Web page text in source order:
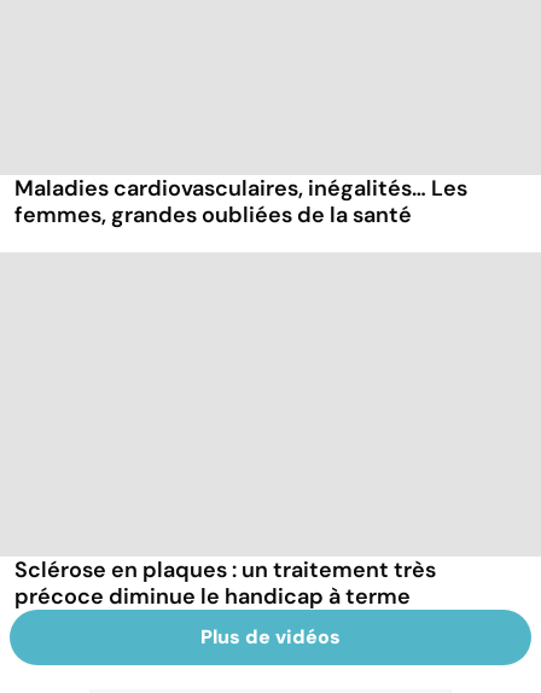
Maladies cardiovasculaires, inégalités… Les
femmes, grandes oubliées de la santé
Sclérose en plaques : un traitement très
précoce diminue le handicap à terme
Plus de vidéos